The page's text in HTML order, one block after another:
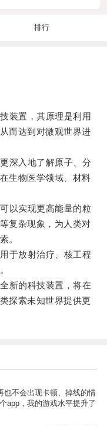
排行
装置，其原理是利用
而达到对微观世界进
深入地了解原子、分
生物医学领域、材料
以实现更高能量的粒
复杂现象，为人类对
。
于放射治疗、核工程
新的科技装置，将在
探索未知世界提供更
也不会出现卡顿、掉线的情
app，我的游戏水平提升了